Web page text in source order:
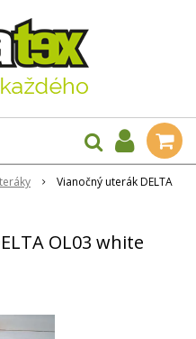
Vianočný uterák DELTA
OL03 white